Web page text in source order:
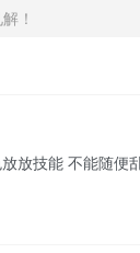
！
放技能 不能随便